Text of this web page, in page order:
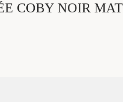
COBY NOIR MAT